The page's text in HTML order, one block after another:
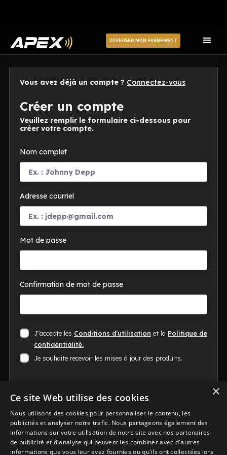
DIFFUSER MON ÉVÉNEMENT
Vous avez déjà un compte ? Connectez-vous
Créer un compte
Veuillez remplir le formulaire ci-dessous pour
créer votre compte.
Nom complet
Adresse courriel
Mot de passe
Confirmation de mot de passe
J’accepte les Conditions d’utilisation et la Politique de
confidentialité.
Je souhaite recevoir les mises à jour des produits.
×
Ce site Web utilise des cookies
Nous utilisons des cookies pour personnaliser le contenu, les
publicités et analyser notre trafic. Nous partageons également des
informations sur votre utilisation de notre site avec nos partenaires
de publicité et d'analyse qui peuvent les combiner avec d'autres
informations que vous leur avez fournies ou qu'ils ont collectées lors